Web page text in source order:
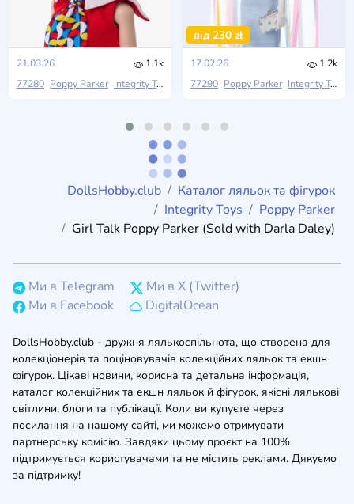
21.03.26
1.1k
77280 Poppy Parker Integrity Toys 2026 W Club
від 230 zł
17.02.26
1.2k
77290 Poppy Parker Integrity Toys
DollsHobby.club
Каталог ляльок та фігурок
Integrity Toys
Poppy Parker
Girl Talk Poppy Parker (Sold with Darla Daley)
Ми в Telegram
Ми в X (Twitter)
Ми в Facebook
DigitalOcean
DollsHobby.club - дружня лялькоспільнота, що створена для
колекціонерів та поціновувачів колекційних ляльок та екшн
фігурок. Цікаві новини, корисна та детальна інформація,
каталог колекційних та екшн ляльок й фігурок, якісні лялькові
світлини, блоги та публікації. Коли ви купуєте через
посилання на нашому сайті, ми можемо отримувати
партнерську комісію. Завдяки цьому проєкт на 100%
підтримується користувачами та не містить реклами. Дякуємо
за підтримку!